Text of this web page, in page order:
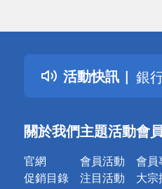
活動快訊
得
熱
銀
偏
關於我們
官網
促銷目錄
主題活動
會員活動
注目活動
會
會員
大宗